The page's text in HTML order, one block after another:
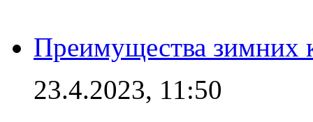
Преимущества зимних
23.4.2023, 11:50